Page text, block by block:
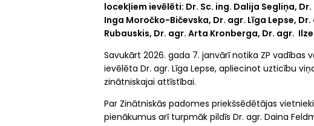
locekļiem ievēlēti: Dr. Sc. ing. Dalija Segliņa,
Inga Moročko-Bičevska, Dr. agr. Līga Lepse,
Rubauskis, Dr. agr. Arta Kronberga, Dr. agr.
Savukārt 2026. gada 7. janvārī notika ZP vadības
ievēlēta Dr. agr. Līga Lepse, apliecinot uzticību
zinātniskajai attīstībai.
Par Zinātniskās padomes priekšsēdētājas
pienākumus arī turpmāk pildīs Dr. agr. Daina